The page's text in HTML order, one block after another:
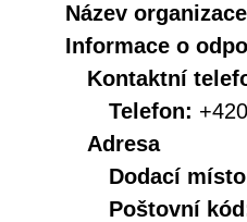
Název
Informace o
Kontaktní
Telefon:
Adresa
Dodací
Poštovní